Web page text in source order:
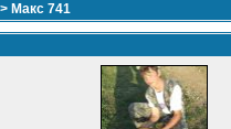
> Макс 741